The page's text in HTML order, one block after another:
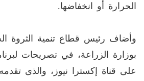
الحرارة أو انخفاضها.
وأضاف رئيس قطاع تنمية الثروة
بوزارة الزراعة، في تصريحات
على قناة إكسترا نيوز، والذى تقدمه